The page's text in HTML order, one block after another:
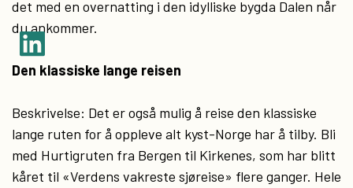
det med en overnatting i den idylliske bygda Dalen når
du ankommer.
Den klassiske lange reisen
Beskrivelse: Det er også mulig å reise den klassiske
lange ruten for å oppleve alt kyst-Norge har å tilby. Bli
med Hurtigruten fra Bergen til Kirkenes, som har blitt
kåret til «Verdens vakreste sjøreise» flere ganger. Hele